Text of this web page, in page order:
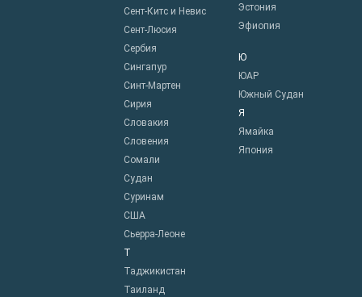
Сент-Китс и Невис
Сент-Люсия
Сербия
Сингапур
Синт-Мартен
Сирия
Словакия
Словения
Сомали
Судан
Суринам
США
Сьерра-Леоне
Т
Таджикистан
Таиланд
Эстония
Эфиопия
Ю
ЮАР
Южный Судан
Я
Ямайка
Япония